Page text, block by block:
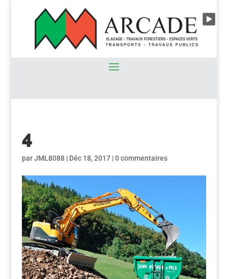
4
parJML8088| Déc 18, 2017|0 commentaires